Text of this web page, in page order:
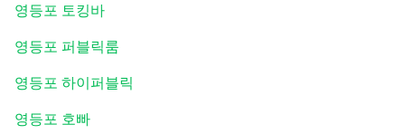
영등포 토킹바
영등포 퍼블릭룸
영등포 하이퍼블릭
영등포 호빠